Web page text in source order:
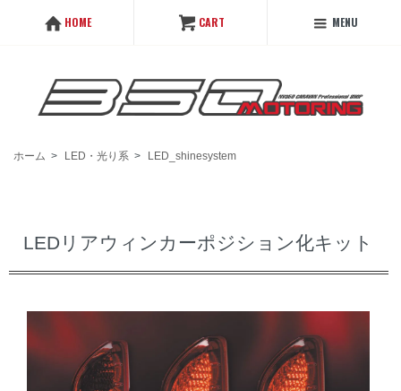
HOME CART MENU
ホーム > LED・光り系 > LED_shinesystem
LEDリアウィンカーポジション化キット